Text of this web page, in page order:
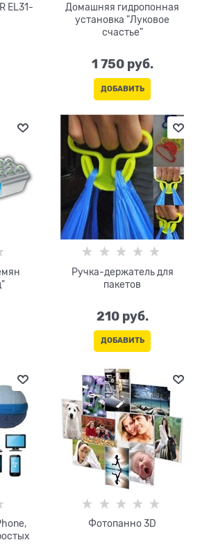
EL31-
Домашняя гидропонная
установка "Луковое
счастье"
1 750 руб.
ДОБАВИТЬ
Ручка-держатель для
пакетов
210 руб.
ДОБАВИТЬ
Фотопанно 3D